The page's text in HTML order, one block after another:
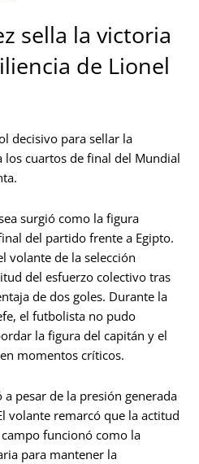
sella la victoria
de Lionel
decisivo para sellar la
los cuartos de final del Mundial
surgió como la figura
del partido frente a Egipto.
volante de la selección
del esfuerzo colectivo tras
de dos goles. Durante la
el futbolista no pudo
la figura del capitán y el
momentos críticos.
pesar de la presión generada
volante remarcó que la actitud
funcionó como la
para mantener la